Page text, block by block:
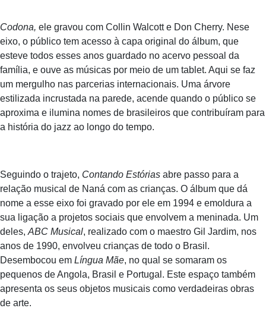
Codona, ele gravou com Collin Walcott e Don Cherry. Nese
eixo, o público tem acesso à capa original do álbum, que
esteve todos esses anos guardado no acervo pessoal da
família, e ouve as músicas por meio de um tablet. Aqui se faz
um mergulho nas parcerias internacionais. Uma árvore
estilizada incrustada na parede, acende quando o público se
aproxima e ilumina nomes de brasileiros que contribuíram para
a história do jazz ao longo do tempo.
Seguindo o trajeto, Contando Estórias abre passo para a
relação musical de Naná com as crianças. O álbum que dá
nome a esse eixo foi gravado por ele em 1994 e emoldura a
sua ligação a projetos sociais que envolvem a meninada. Um
deles, ABC Musical, realizado com o maestro Gil Jardim, nos
anos de 1990, envolveu crianças de todo o Brasil.
Desembocou em Língua Mãe, no qual se somaram os
pequenos de Angola, Brasil e Portugal. Este espaço também
apresenta os seus objetos musicais como verdadeiras obras
de arte.